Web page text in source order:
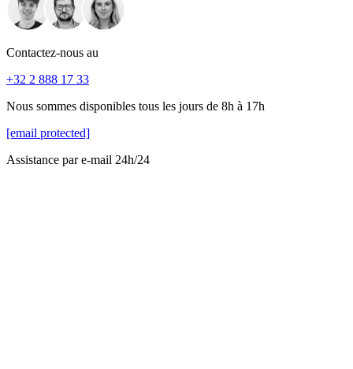
Contactez-nous au
+32 2 888 17 33
Nous sommes disponibles tous les jours de 8h à 17h
[email protected]
Assistance par e-mail 24h/24